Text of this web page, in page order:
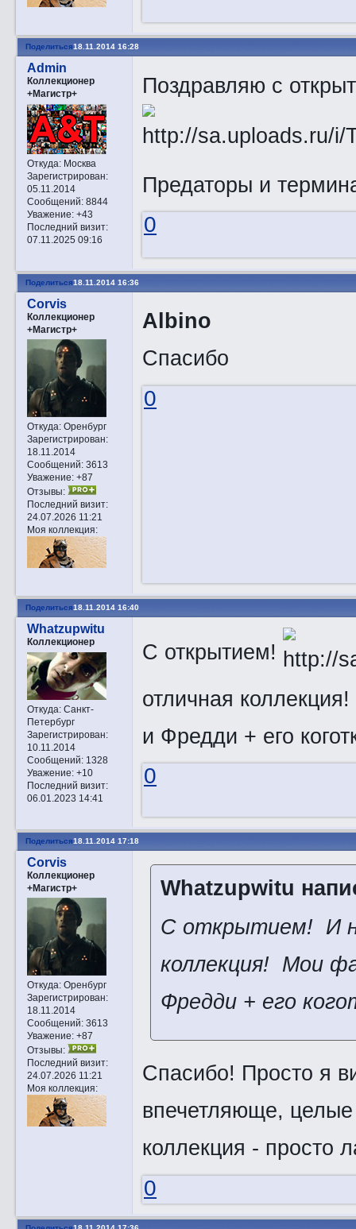
Поделиться18.11.2014 16:28
Admin
Коллекционер
+Магистр+
Откуда:Москва
Зарегистрирован:
05.11.2014
Сообщений:8844
Уважение: +43
Последний визит:
07.11.2025 09:16
Поздравляю с
Предаторы и
0
Поделиться18.11.2014 16:36
Corvis
Коллекционер
+Магистр+
Откуда:Оренбург
Зарегистрирован:
18.11.2014
Сообщений:3613
Уважение: +87
Отзывы:
Последний визит:
24.07.2026 11:21
Моя коллекция:
Albino
Спасибо
0
Поделиться18.11.2014 16:40
Whatzupwitu
Коллекционер
Откуда:Санкт-
Петербург
Зарегистрирован:
10.11.2014
Сообщений:1328
Уважение: +10
Последний визит:
06.01.2023 14:41
С открытием!
отличная коллекция!
и Фредди + его
0
Поделиться18.11.2014 17:18
Corvis
Коллекционер
+Магистр+
Откуда:Оренбург
Зарегистрирован:
18.11.2014
Сообщений:3613
Уважение: +87
Отзывы:
Последний визит:
24.07.2026 11:21
Моя коллекция:
Whatzupwitu
С открытием! И
коллекция! Мои
Фредди + его
Спасибо! Просто я
впечетляюще,
коллекция - просто
0